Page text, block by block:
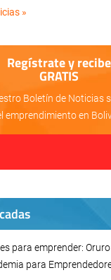
»
Regístrate y recibe
GRATIS
Boletín de Noticias
emprendimiento en
para emprender:
para